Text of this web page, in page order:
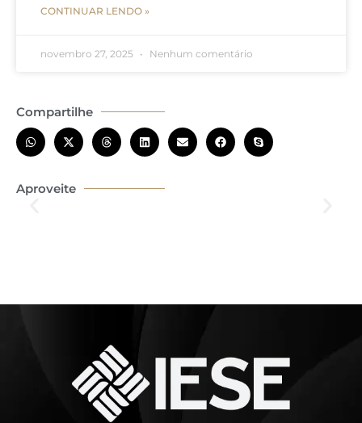
CONTINUAR LENDO »
novembro 27, 2025 Nenhum comentário
Compartilhe
Aproveite